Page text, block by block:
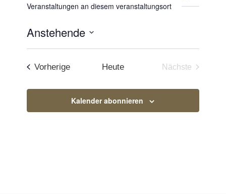
Veranstaltungen an diesem veranstaltungsort
Anstehende
Datum
VorherigeVeranstaltungen
Heute
Nächste
Kalender abonnieren